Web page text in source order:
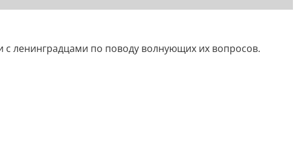
с ленинградцами по поводу волнующих их вопросов.